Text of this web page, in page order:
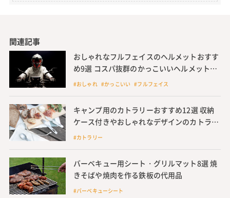
関連記事
おしゃれなフルフェイスのヘルメットおすす
め9選 コスパ抜群のかっこいいヘルメットを
紹介
#おしゃれ #かっこいい #フルフェイス
キャンプ用のカトラリーおすすめ12選 収納
ケース付きやおしゃれなデザインのカトラリ
ーを紹介
#カトラリー
バーベキュー用シート・グリルマット8選 焼
きそばや焼肉を作る鉄板の代用品
#バーベキューシート